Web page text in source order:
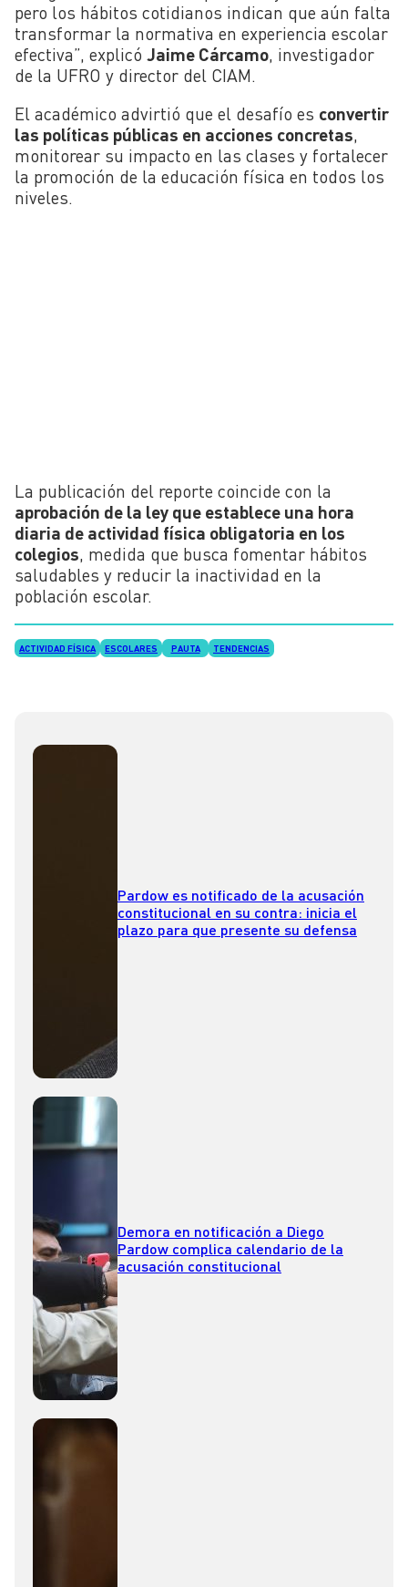
pero los hábitos cotidianos indican que aún falta
transformar la normativa en experiencia escolar
efectiva”, explicó Jaime Cárcamo, investigador
de la UFRO y director del CIAM.
El académico advirtió que el desafío es convertir
las políticas públicas en acciones concretas,
monitorear su impacto en las clases y fortalecer
la promoción de la educación física en todos los
niveles.
La publicación del reporte coincide con la
aprobación de la ley que establece una hora
diaria de actividad física obligatoria en los
colegios, medida que busca fomentar hábitos
saludables y reducir la inactividad en la
población escolar.
ACTIVIDAD FÍSICA ESCOLARES PAUTA TENDENCIAS
Pardow es notificado de la acusación
constitucional en su contra: inicia el
plazo para que presente su defensa
Demora en notificación a Diego
Pardow complica calendario de la
acusación constitucional